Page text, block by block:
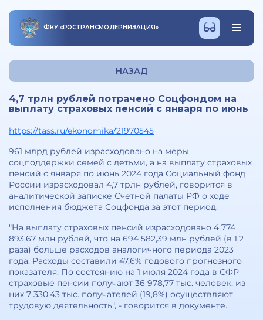
ФКУ «РОСТРАНСМОДЕРНИЗАЦИЯ»
НАЗАД
4,7 трлн рублей потрачено Соцфондом на
выплату страховых пенсий с января по июнь
https://tass.ru/ekonomika/21970545
961 млрд рублей израсходовано на меры
соцподдержки семей с детьми, а на выплату страховых
пенсий с января по июнь 2024 года Социальный фонд
России израсходовал 4,7 трлн рублей, говорится в
аналитической записке Счетной палаты РФ о ходе
исполнения бюджета Соцфонда за этот период.
"На выплату страховых пенсий израсходовано 4 774
893,67 млн рублей, что на 694 582,39 млн рублей (в 1,2
раза) больше расходов аналогичного периода 2023
года. Расходы составили 47,6% годового прогнозного
показателя. По состоянию на 1 июля 2024 года в СФР
страховые пенсии получают 36 978,77 тыс. человек, из
них 7 330,43 тыс. получателей (19,8%) осуществляют
трудовую деятельность", - говорится в документе.